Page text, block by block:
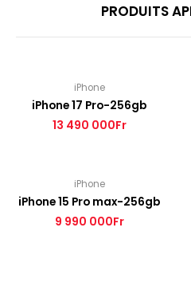
PRODUITS
iPhone
iPhone 17 Pro-256gb
13 490 000Fr
iPhone
iPhone 15 Pro max-256gb
9 990 000Fr